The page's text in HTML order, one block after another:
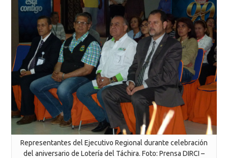
Representantes del Ejecutivo Regional durante celebración
del aniversario de Lotería del Táchira. Foto: Prensa DIRCI –